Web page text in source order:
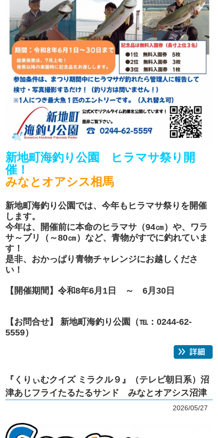
新地町海釣り公園 ヒラマサ祭り開
催！
みなとオアシス相馬
新地町海釣り公園では、今年もヒラマサ祭りを開催
します。
今年は、開催前に本命のヒラマサ（94㎝）や、ワラ
サ～ブリ（～80㎝）など、青物がすでに釣れていま
す！
是非、おかっぱり青物チャレンジにお越しくださ
い！
【開催期間】令和8年6月1日 ～ 6月30日
【お問合せ】新地町海釣り公園（℡：0244-62-
5559）
『くりぃむクイズ ミラクル９』（テレビ朝日系）沼
津あじフライたるたるサンド みなとオアシス沼津
2026/05/27